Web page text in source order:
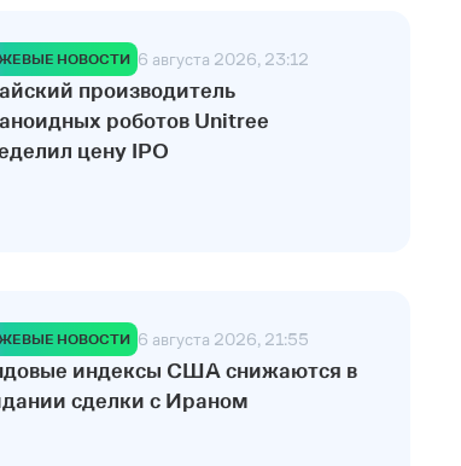
НОВОСТИ 6 августа 2026, 23:12
производитель
роботов Unitree
цену IPO
НОВОСТИ 6 августа 2026, 21:55
индексы США снижаются в
сделки с Ираном